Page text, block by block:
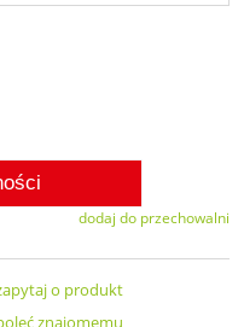
dodaj do przechowalni
o produkt